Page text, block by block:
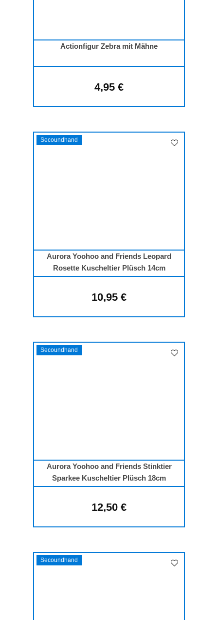
Actionfigur Zebra mit Mähne
Regulärer Preis:
4,95 €
Secoundhand
Aurora Yoohoo and Friends Leopard
Rosette Kuscheltier Plüsch 14cm
Regulärer Preis:
10,95 €
Secoundhand
Aurora Yoohoo and Friends Stinktier
Sparkee Kuscheltier Plüsch 18cm
Regulärer Preis:
12,50 €
Secoundhand